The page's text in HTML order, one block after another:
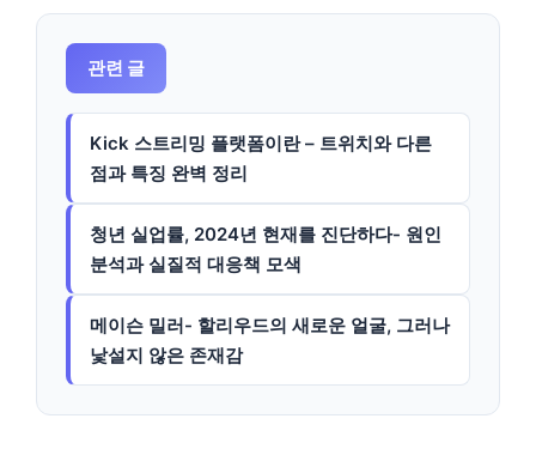
관련 글
Kick 스트리밍 플랫폼이란 – 트위치와 다른
점과 특징 완벽 정리
청년 실업률, 2024년 현재를 진단하다- 원인
분석과 실질적 대응책 모색
메이슨 밀러- 할리우드의 새로운 얼굴, 그러나
낯설지 않은 존재감